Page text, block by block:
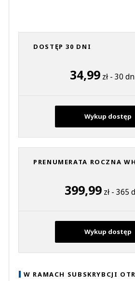
DOSTĘP 30 DNI
34,99 zł - 30
Wykup dostęp
PRENUMERATA ROCZNA
399,99zł - 365
Wykup dostęp
W RAMACH SUBSKRYBCJI